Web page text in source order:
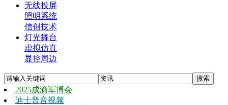
无线投屏
照明系统
信创技术
灯光舞台
虚拟仿真
显控周边
2025成渝军博会
迪士普音视频